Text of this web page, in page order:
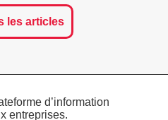
les articles
d’information
entreprises.